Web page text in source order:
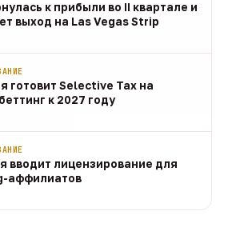
к прибыли во II квартале и
выход на Las Vegas Strip
готовит Selective Tax на
к 2027 году
вводит лицензирование для
аффилиатов